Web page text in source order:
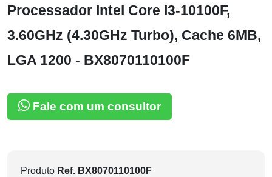
Processador Intel Core I3-10100F,
3.60GHz (4.30GHz Turbo), Cache 6MB,
LGA 1200 - BX8070110100F
Fale com um consultor
Produto Ref. BX8070110100F